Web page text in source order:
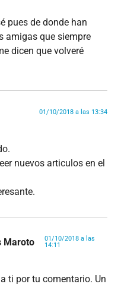
pues de donde han
amigas que siempre
dicen que volveré
01/10/2018 a las 13:34
nuevos articulos en el
Maroto
01/10/2018 a las
14:11
ti por tu comentario. Un